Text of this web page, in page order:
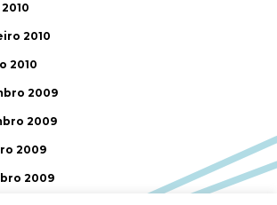
2010
2010
2009
2009
2009
2009